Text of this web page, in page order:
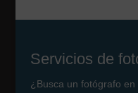
Servicios de
¿Busca un fotógrafo